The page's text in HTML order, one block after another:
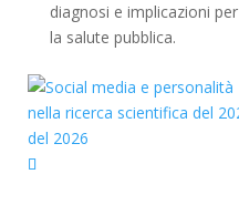
diagnosi e implicazioni per
la salute pubblica.